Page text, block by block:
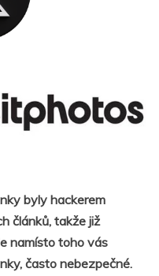
byly hackerem
článků, takže již
namísto toho vás
často nebezpečné.